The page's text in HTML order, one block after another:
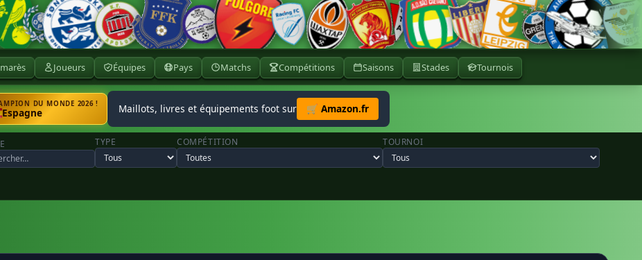
Joueurs Équipes Pays Matchs Compétitions Saisons Stades Tournois
DU MONDE 2026 !
Espagne Maillots, livres et équipements foot sur 🛒 Amazon.fr
TYPE COMPÉTITION TOURNOI